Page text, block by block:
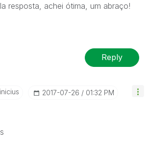
resposta, achei ótima, um abraço!
Reply
‎2017-07-26 01:32 PM